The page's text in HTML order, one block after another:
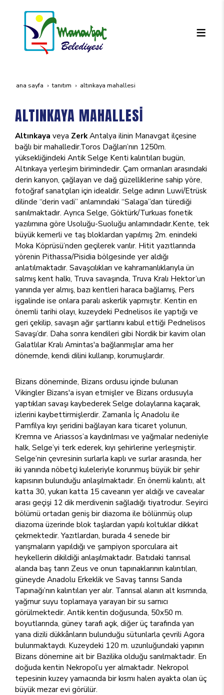
ana sayfa tanıtım altinkaya mahallesi̇
ALTINKAYA MAHALLESİ
Altınkaya veya ZerkAntalya ilinin Manavgat ilçesine
bağlı bir mahalledir.Toros Dağları’nın 1250m.
yüksekliğindeki Antik Selge Kenti kalıntıları bugün,
Altınkaya yerleşim birimindedir. Çam ormanları arasındaki
derin kanyon, çağlayan ve dağ güzelliklerine sahip yöre,
fotoğraf sanatçıları için idealdir. Selge adının Luwi/Etrüsk
dilinde “derin vadi” anlamındaki “Salaga”dan türediği
sanılmaktadır. Ayrıca Selge, Göktürk/Turkuas fonetik
yazılımına göre Usoluğu-Suoluğu anlamındadır.Kente, tek
büyük kemerli ve taş bloklardan yapılmış 2m. enindeki
Moka Köprüsü’nden geçilerek varılır. Hitit yazıtlarında
yörenin Pithassa/Pisidia bölgesinde yer aldığı
anlatılmaktadır. Savaşcılıkları ve kahramanlıklarıyla ün
salmış kent halkı, Truva savaşında, Truva Kralı Hektor’un
yanında yer almış, bazı kentleri haraca bağlamış, Pers
işgalinde ise onlara paralı askerlik yapmıştır. Kentin en
önemli tarihi olayı, kuzeydeki Pednelisos ile yaptığı ve
geri çekilip, savaşın ağır şartlarını kabul ettiği Pednelisos
Savaşı’dır. Daha sonra kendileri gibi Nordik bir kavim olan
Galatlılar Kralı Amintas'a bağlanmışlar ama her
dönemde, kendi dilini kullanıp, korumuşlardır.
Bizans döneminde, Bizans ordusu içinde bulunan
Vikingler Bizans'a isyan etmişler ve Bizans ordusuyla
yaptıkları savaşı kaybederek Selge dolaylarına kaçarak,
izlerini kaybettirmişlerdir. Zamanla İç Anadolu ile
Pamfilya kıyı şeridini bağlayan kara ticaret yolunun,
Kremna ve Ariassos’a kaydırılması ve yağmalar nedeniyle
halk, Selge’yi terk ederek, kıyı şehirlerine yerleşmiştir.
Selge’nin çevresinin surlarla kaplı ve surlar arasında, her
iki yanında nöbetçi kuleleriyle korunmuş büyük bir şehir
kapısının bulunduğu anlaşılmaktadır. En önemli kalıntı, alt
katta 30, yukarı katta 15 caveanın yer aldığı ve cavealar
arası geçişi 12 dik merdivenin sağladığı tiyatrodur. Seyirci
bölümü ortadan geniş bir diazoma ile bölünmüş olup
diazoma üzerinde blok taşlardan yapılı koltuklar dikkat
çekmektedir. Yazıtlardan, burada 4 senede bir
yarışmaların yapıldığı ve şampiyon sporculara ait
heykellerin dikildiği anlaşılmaktadır. Batıdaki tanrısal
alanda baş tanrı Zeus ve onun tapınaklarının kalıntıları,
güneyde Anadolu Erkeklik ve Savaş tanrısı Sanda
Tapınağı’nın kalıntıları yer alır. Tanrısal alanın alt kısmında,
yağmur suyu toplamaya yarayan bir su sarnıcı
görülmektedir. Antik kentin doğusunda, 50x50 m.
boyutlarında, güney tarafı açık, diğer üç tarafında yan
yana dizili dükkânların bulunduğu sütunlarla çevrili Agora
bulunmaktaydı. Kuzeydeki 120 m. uzunluğundaki yapının
Bizans dönemine ait bir Bazilika olduğu sanılmaktadır. En
doğuda kentin Nekropol’u yer almaktadır. Nekropol
tepesinin kuzey yamacında bir kısmı halen ayakta olan üç
büyük mezar evi görülür.